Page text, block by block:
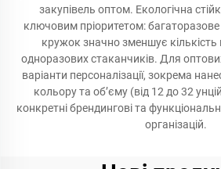
закупівель оптом. Екологічна
ключовим пріоритетом:
кружок значно зменшує кількість
одноразових стаканчиків. Для
варіанти персоналізації, зокрема
кольору та об’єму (від 12 до 32
конкретні брендингові та
організацій.